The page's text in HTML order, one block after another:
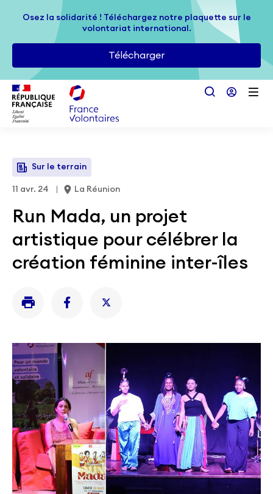
Passer au contenu principal
Osez la solidarité ! Téléchargez notre plaquette sur le
volontariat international.
Télécharger
Osez la solidarité ! Téléchargez notre plaquette sur le
volontariat international.
Télécharger
Sur le terrain
11 avr. 24 La Réunion
Run Mada, un projet
artistique pour célébrer la
création féminine inter-îles